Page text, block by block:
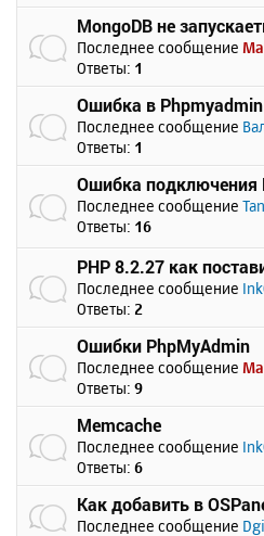
MongoDB не
Последнее сообщение
Ответы: 1
Ошибка в Phpmyadmin
Последнее сообщение
Ответы: 1
Ошибка подключения
Последнее сообщение
Ответы: 16
PHP 8.2.27 как
Последнее сообщение
Ответы: 2
Ошибки PhpMyAdmin
Последнее сообщение
Ответы: 9
Memcache
Последнее сообщение
Ответы: 6
Как добавить в
Последнее сообщение